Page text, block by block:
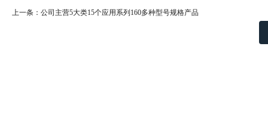
上一条：公司主营5大类15个应用系列160多种型号规格产品